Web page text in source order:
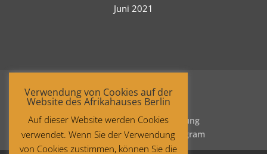
Juni 2021
Startseite
Datenschutzerklärung
Impressum
Facebook Instagram
Verwendung von Cookies auf der
Website des Afrikahauses Berlin
Auf dieser Website werden Cookies
verwendet. Wenn Sie der Verwendung
von Cookies zustimmen, können Sie die